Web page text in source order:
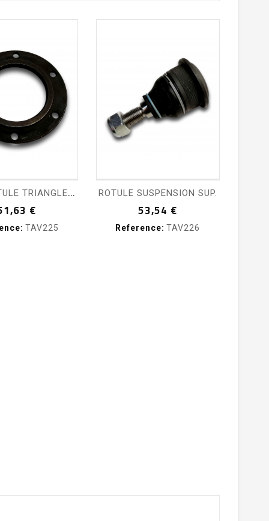
B
RIDE ROTULE TRIANGLE AV SUP.
€Prix
TAV225
ROTULE SUSPENSION SUP.
53,54 €
Reference: TAV226